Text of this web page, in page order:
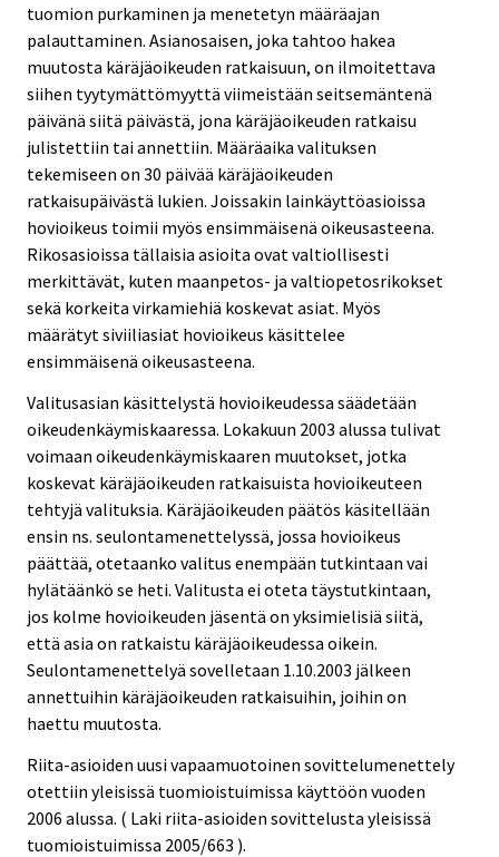
tuomion purkaminen ja menetetyn määräajan
palauttaminen. Asianosaisen, joka tahtoo hakea
muutosta käräjäoikeuden ratkaisuun, on ilmoitettava
siihen tyytymättömyyttä viimeistään seitsemäntenä
päivänä siitä päivästä, jona käräjäoikeuden ratkaisu
julistettiin tai annettiin. Määräaika valituksen
tekemiseen on 30 päivää käräjäoikeuden
ratkaisupäivästä lukien. Joissakin lainkäyttöasioissa
hovioikeus toimii myös ensimmäisenä oikeusasteena.
Rikosasioissa tällaisia asioita ovat valtiollisesti
merkittävät, kuten maanpetos- ja valtiopetosrikokset
sekä korkeita virkamiehiä koskevat asiat. Myös
määrätyt siviiliasiat hovioikeus käsittelee
ensimmäisenä oikeusasteena.
Valitusasian käsittelystä hovioikeudessa säädetään
oikeudenkäymiskaaressa. Lokakuun 2003 alussa tulivat
voimaan oikeudenkäymiskaaren muutokset, jotka
koskevat käräjäoikeuden ratkaisuista hovioikeuteen
tehtyjä valituksia. Käräjäoikeuden päätös käsitellään
ensin ns. seulontamenettelyssä, jossa hovioikeus
päättää, otetaanko valitus enempään tutkintaan vai
hylätäänkö se heti. Valitusta ei oteta täystutkintaan,
jos kolme hovioikeuden jäsentä on yksimielisiä siitä,
että asia on ratkaistu käräjäoikeudessa oikein.
Seulontamenettelyä sovelletaan 1.10.2003 jälkeen
annettuihin käräjäoikeuden ratkaisuihin, joihin on
haettu muutosta.
Riita-asioiden uusi vapaamuotoinen sovittelumenettely
otettiin yleisissä tuomioistuimissa käyttöön vuoden
2006 alussa. ( Laki riita-asioiden sovittelusta yleisissä
tuomioistuimissa 2005/663 ).